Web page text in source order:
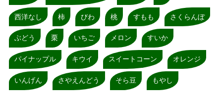
西洋なし 柿 びわ 桃 すもも さくらんぼ
ぶどう 栗 いちご メロン すいか
パイナップル キウイ スイートコーン オレンジ
いんげん さやえんどう そら豆 もやし